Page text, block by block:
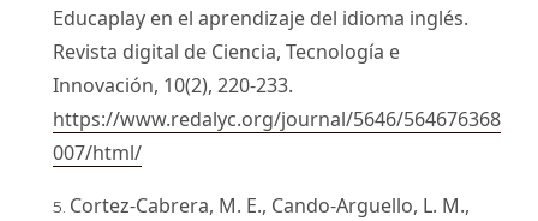
Educaplay en el aprendizaje del idioma inglés.
Revista digital de Ciencia, Tecnología e
Innovación, 10(2), 220-233.
https://www.redalyc.org/journal/5646/564676368
007/html/
Cortez-Cabrera, M. E., Cando-Arguello, L. M.,